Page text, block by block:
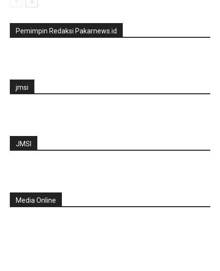
Pemimpin Redaksi Pakarnews.id
jmsi
JMSI
Media Online